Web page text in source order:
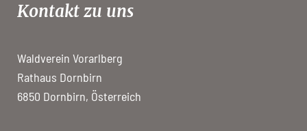
Kontakt zu uns
Waldverein Vorarlberg
Rathaus Dornbirn
6850 Dornbirn, Österreich